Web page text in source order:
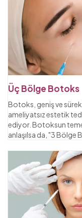
Üç Bölge Botoks
Botoks, geniş ve
ameliyatsız estetik
ediyor. Botoksun
anlaşılsa da, "3 Bölge